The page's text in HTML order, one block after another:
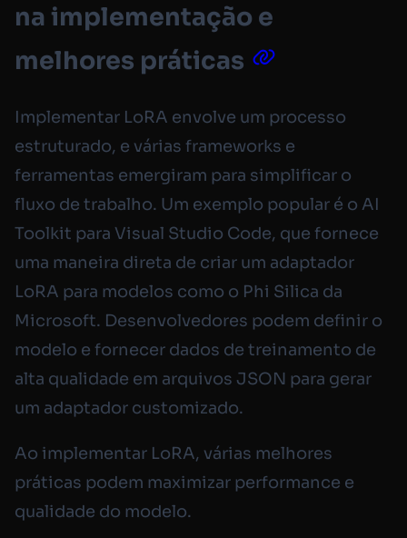
na implementação e
melhores práticas
Implementar LoRA envolve um processo
estruturado, e várias frameworks e
ferramentas emergiram para simplificar o
fluxo de trabalho. Um exemplo popular é o AI
Toolkit para Visual Studio Code, que fornece
uma maneira direta de criar um adaptador
LoRA para modelos como o Phi Silica da
Microsoft. Desenvolvedores podem definir o
modelo e fornecer dados de treinamento de
alta qualidade em arquivos JSON para gerar
um adaptador customizado.
Ao implementar LoRA, várias melhores
práticas podem maximizar performance e
qualidade do modelo.